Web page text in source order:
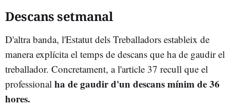
Descans setmanal
D'altra banda, l'Estatut dels Treballadors estableix de
manera explícita el temps de descans que ha de gaudir el
treballador. Concretament, a l'article 37 recull que el
professional ha de gaudir d'un descans mínim de 36
hores.